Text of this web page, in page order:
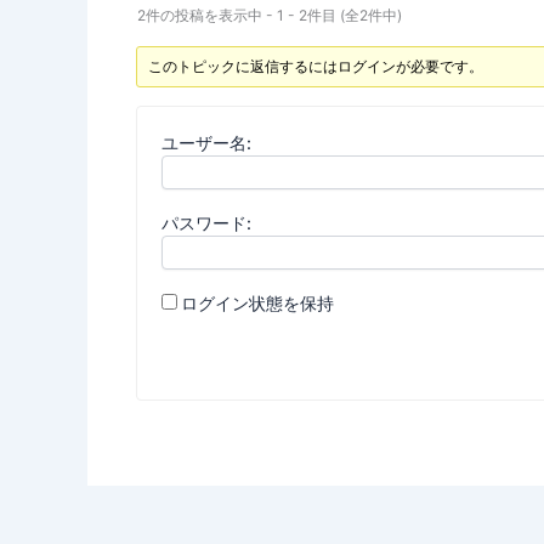
2件の投稿を表示中 - 1 - 2件目 (全2件中)
このトピックに返信するにはログインが必要です。
ユーザー名:
パスワード:
ログイン状態を保持